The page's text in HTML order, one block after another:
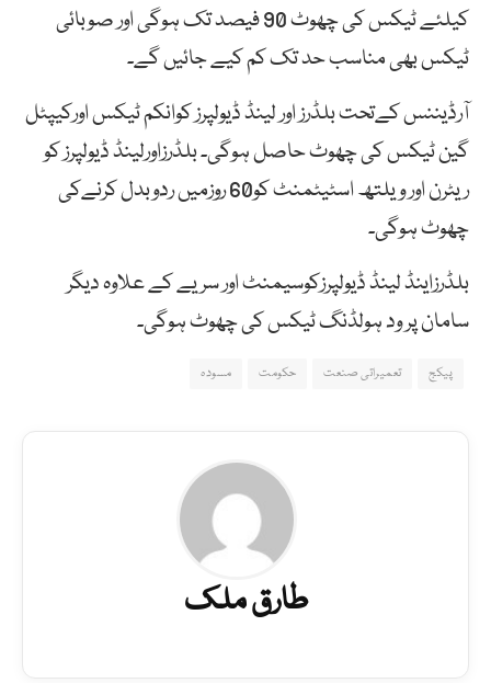
کیلئے ٹیکس کی چھوٹ 90 فیصد تک ہوگی اور صوبائی
ٹیکس بھی مناسب حد تک کم کیے جائیں گے۔
آرڈیننس کےتحت بلڈرز اور لینڈ ڈیولپرز کوانکم ٹیکس اورکیپٹل
گین ٹیکس کی چھوٹ حاصل ہوگی۔ بلڈرزاورلینڈ ڈیولپرز کو
ریٹرن اور ویلتھ اسٹیٹمنٹ کو60 روزمیں ردوبدل کرنےکی
چھوٹ ہوگی۔
بلڈرزاینڈ لینڈ ڈیولپرزکوسیمنٹ اور سریے کے علاوہ دیگر
سامان پر ود ہولڈنگ ٹیکس کی چھوٹ ہوگی۔
پیکج تعمیراتی صنعت حکومت مسودہ
طارق ملک